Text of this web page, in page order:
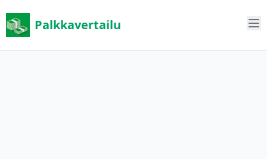
Palkkavertailu